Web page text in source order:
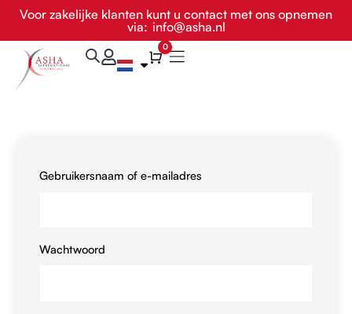
de
inhoud
Voor zakelijke klanten kunt u contact met ons opnemen
via: info@asha.nl
Winkelwagen
0
Gebruikersnaam of e-mailadres
Wachtwoord